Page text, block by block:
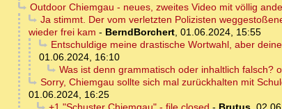
Outdoor Chiemgau - neues, zweites Video mit völlig
Ja stimmt. Der vom verletzten Polizisten
wieder frei kam - BerndBorchert, 01.06.2024, 15:55
Entschuldige meine drastische Wortwahl, aber
01.06.2024, 16:10
Was ist denn grammatisch oder inhaltlich falsch?
Sorry, Chiemgau sollte sich mal zurückhalten mit
01.06.2024, 16:25